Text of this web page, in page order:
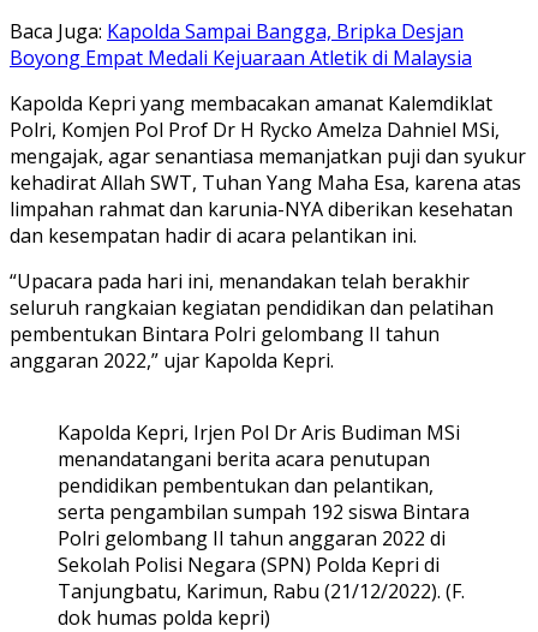
Baca Juga: Kapolda Sampai Bangga, Bripka Desjan
Boyong Empat Medali Kejuaraan Atletik di Malaysia
Kapolda Kepri yang membacakan amanat Kalemdiklat
Polri, Komjen Pol Prof Dr H Rycko Amelza Dahniel MSi,
mengajak, agar senantiasa memanjatkan puji dan syukur
kehadirat Allah SWT, Tuhan Yang Maha Esa, karena atas
limpahan rahmat dan karunia-NYA diberikan kesehatan
dan kesempatan hadir di acara pelantikan ini.
“Upacara pada hari ini, menandakan telah berakhir
seluruh rangkaian kegiatan pendidikan dan pelatihan
pembentukan Bintara Polri gelombang II tahun
anggaran 2022,” ujar Kapolda Kepri.
Kapolda Kepri, Irjen Pol Dr Aris Budiman MSi
menandatangani berita acara penutupan
pendidikan pembentukan dan pelantikan,
serta pengambilan sumpah 192 siswa Bintara
Polri gelombang II tahun anggaran 2022 di
Sekolah Polisi Negara (SPN) Polda Kepri di
Tanjungbatu, Karimun, Rabu (21/12/2022). (F.
dok humas polda kepri)